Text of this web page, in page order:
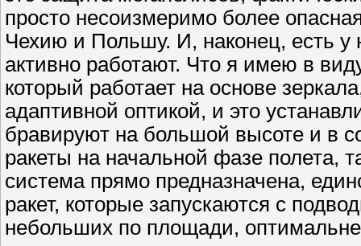
просто несоизмеримо более
Чехию и Польшу. И, наконец, есть у
активно работают. Что я имею в
который работает на основе
адаптивной оптикой, и это
бравируют на большой высоте и в
ракеты на начальной фазе полета,
система прямо предназначена,
ракет, которые запускаются с
небольших по площади,